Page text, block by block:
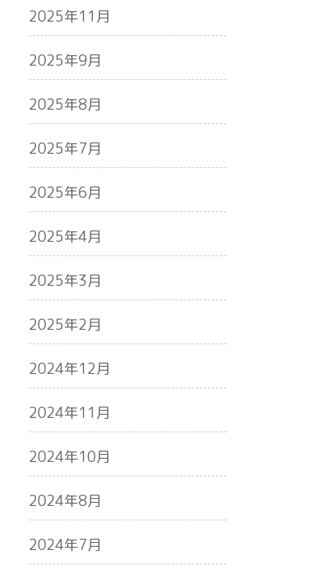
2025年11月
2025年9月
2025年8月
2025年7月
2025年6月
2025年4月
2025年3月
2025年2月
2024年12月
2024年11月
2024年10月
2024年8月
2024年7月